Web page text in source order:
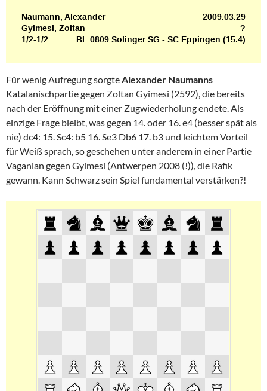
Für wenig Aufregung sorgteAlexander Naumanns
Katalanischpartie gegen Zoltan Gyimesi (2592), die bereits
nach der Eröffnung mit einer Zugwiederholung endete. Als
einzige Frage bleibt, was gegen 14. oder 16. e4 (besser spät als
nie) dc4: 15. Sc4: b5 16. Se3 Db6 17. b3 und leichtem Vorteil
für Weiß sprach, so geschehen unter anderem in einer Partie
Vaganian gegen Gyimesi (Antwerpen 2008 (!)), die Rafik
gewann. Kann Schwarz sein Spiel fundamental verstärken?!